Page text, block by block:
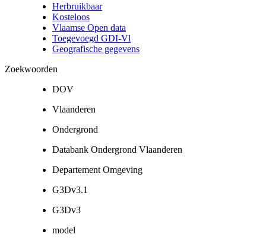
Herbruikbaar
Kosteloos
Vlaamse Open data
Toegevoegd GDI-Vl
Geografische gegevens
Zoekwoorden
DOV
Vlaanderen
Ondergrond
Databank Ondergrond Vlaanderen
Departement Omgeving
G3Dv3.1
G3Dv3
model